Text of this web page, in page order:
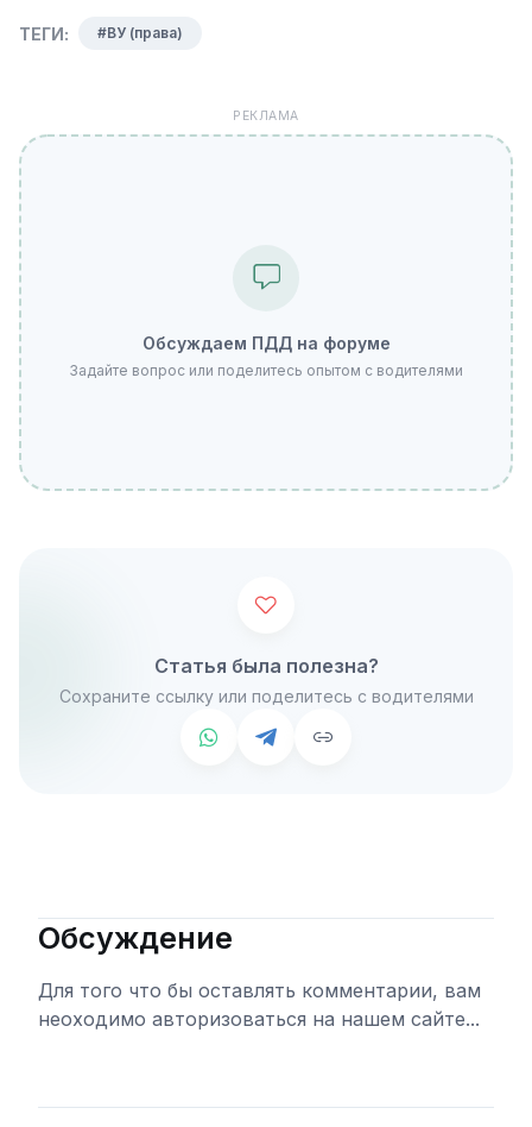
ТЕГИ: #ВУ (права)
РЕКЛАМА
Обсуждаем ПДД на форуме
Задайте вопрос или поделитесь опытом с водителями
Статья была полезна?
Сохраните ссылку или поделитесь с водителями
Обсуждение
Для того что бы оставлять комментарии, вам
неоходимо авторизоваться на нашем сайте...